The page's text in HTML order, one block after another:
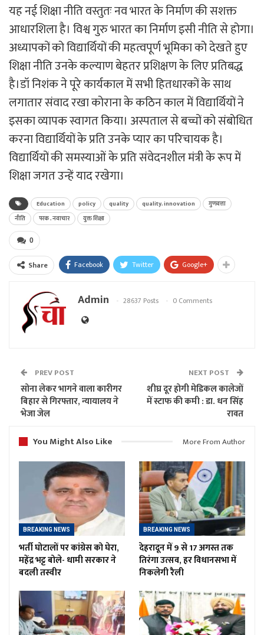
यह नई शिक्षा नीति वस्तुतः नव भारत के निर्माण की सशक्त
आधारशिला है। विश्व गुरु भारत का निर्माण इसी नीति से होगा।
अध्यापकों को विद्यार्थियों की महत्वपूर्ण भूमिका को देखते हुए
शिक्षा नीति उनके कल्याण बेहतर प्रशिक्षण के लिए प्रतिबद्ध
है।डॉ निशंक ने पूरे कार्यकाल में सभी हितधारकों के साथ
लगातार संवाद रखा कोराना के कठिन काल में विद्यार्थियों ने
इसका व्यापक स्वागत किया। अस्पताल से बच्चों को संबोधित
करना विद्यार्थियों के प्रति उनके प्यार का परिचायक है।
विद्यार्थियों की समस्याओं के प्रति संवेदनशील मंत्री के रूप में
शिक्षा जगत उन्हें याद रखेगा।
Education policy quality quality. innovation
गुणवत्ता
नीति
परक . नवाचार युक्त शिक्षा
0
Share Facebook Twitter Google+
Admin 28637 Posts 0 Comments
PREV POST
सोना लेकर भागने वाला कारीगर
बिहार से गिरफ्तार, न्यायालय ने
भेजा जेल
NEXT POST
शीघ्र दूर होगी मेडिकल कालेजों
में स्टाफ की कमी : डा. धन सिंह
रावत
You Might Also Like
More From Author
BREAKING NEWS
भर्ती घोटालों पर कांग्रेस को घेरा,
महेंद्र भट्ट बोले- धामी सरकार ने
बदली तस्वीर
BREAKING NEWS
देहरादून में 9 से 17 अगस्त तक
तिरंगा उत्सव, हर विधानसभा में
निकलेगी रैली